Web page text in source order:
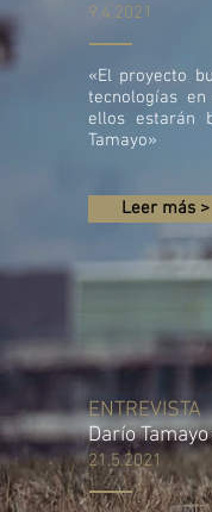
9.4.2021
«El proyecto
tecnologías
ellos estarán
Tamayo»
Leer más >
ENTREVISTA
Darío
21.5.2021